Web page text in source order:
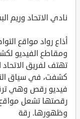
نادي الاتحاد وريم
أذاع رواد مواقع
ومقاطع الفيديو
تهتف لفريق
كشفت، في سياق
فيديو رقص وهي
رقصتها تشعل
وظهورها. رقة